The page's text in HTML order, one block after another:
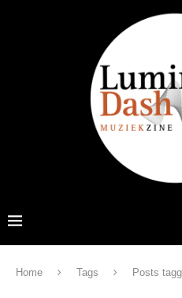
Home Tags Posts